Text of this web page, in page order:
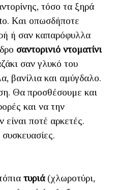
τόσο τα ξηρά
Και οπωσδήποτε
ή σαν καπαρόφυλλα
σαντορινιό ντοματίνι
σαν γλυκό του
βανίλια και αμύγδαλο.
Θα προσθέσουμε και
και να την
είναι ποτέ αρκετές.
συσκευασίες.
τυριά (χλωροτύρι,